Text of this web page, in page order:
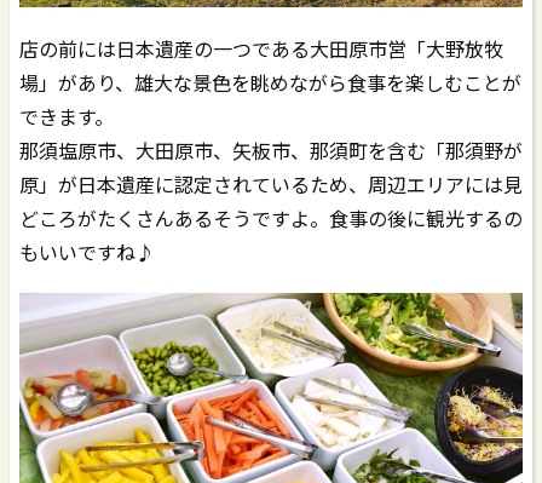
店の前には日本遺産の一つである大田原市営「大野放牧
場」があり、雄大な景色を眺めながら食事を楽しむことが
できます。
那須塩原市、大田原市、矢板市、那須町を含む「那須野が
原」が日本遺産に認定されているため、周辺エリアには見
どころがたくさんあるそうですよ。食事の後に観光するの
もいいですね♪